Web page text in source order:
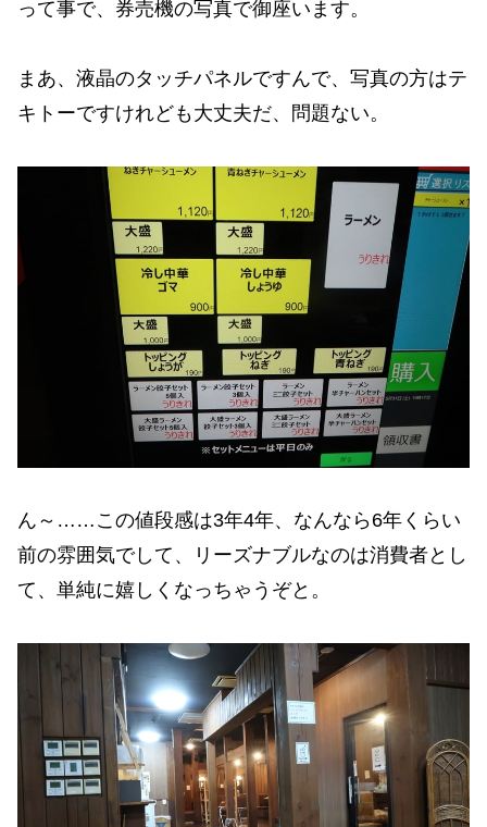
って事で、券売機の写真で御座います。
まあ、液晶のタッチパネルですんで、写真の方はテ
キトーですけれども大丈夫だ、問題ない。
ん～……この値段感は3年4年、なんなら6年くらい
前の雰囲気でして、リーズナブルなのは消費者とし
て、単純に嬉しくなっちゃうぞと。